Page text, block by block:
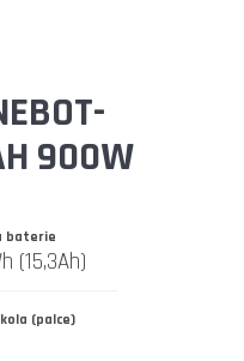
900W
baterie
(15,3Ah)
(palce)
Následující